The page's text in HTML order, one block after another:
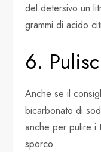
del detersivo un
grammi di acido
6.
Anche se il
bicarbonato di
anche per pulire i
sporco.